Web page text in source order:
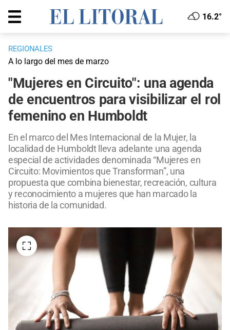
16.2°
REGIONALES
A lo largo del mes de marzo
"Mujeres en Circuito": una agenda
de encuentros para visibilizar el rol
femenino en Humboldt
En el marco del Mes Internacional de la Mujer, la
localidad de Humboldt lleva adelante una agenda
especial de actividades denominada “Mujeres en
Circuito: Movimientos que Transforman”, una
propuesta que combina bienestar, recreación, cultura
y reconocimiento a mujeres que han marcado la
historia de la comunidad.